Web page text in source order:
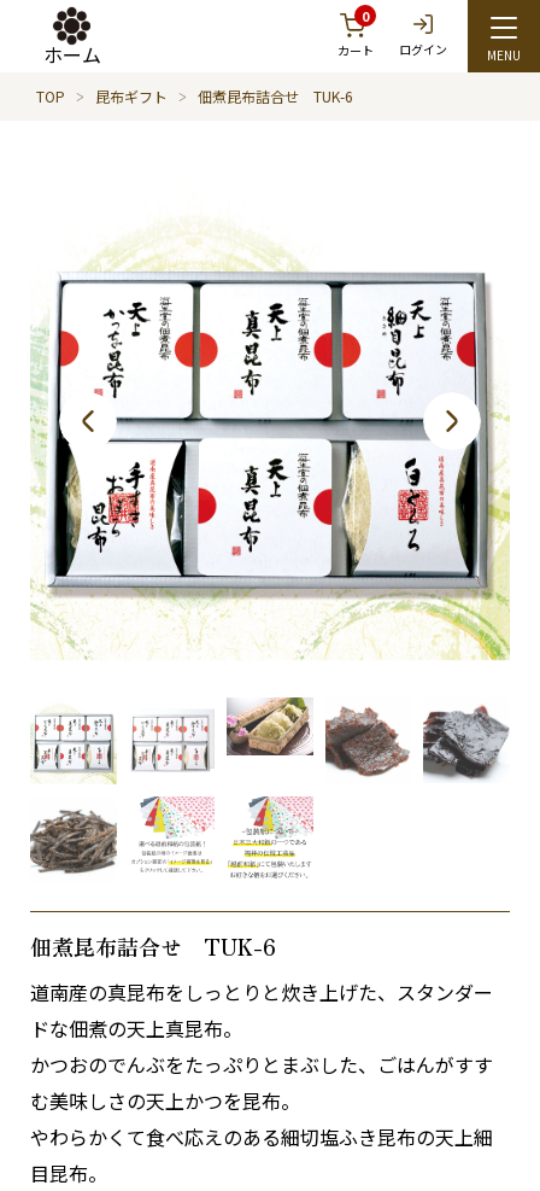
ホーム
0
カート ログイン
TOP 昆布ギフト 佃煮昆布詰合せ TUK-6
佃煮昆布詰合せ TUK-6
道南産の真昆布をしっとりと炊き上げた、スタンダー
ドな佃煮の天上真昆布。
かつおのでんぶをたっぷりとまぶした、ごはんがすす
む美味しさの天上かつを昆布。
やわらかくて食べ応えのある細切塩ふき昆布の天上細
目昆布。